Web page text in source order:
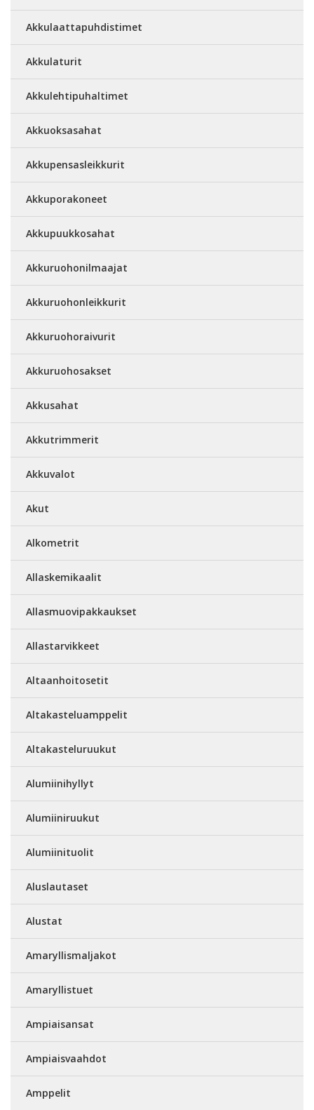
Akkulaattapuhdistimet
Akkulaturit
Akkulehtipuhaltimet
Akkuoksasahat
Akkupensasleikkurit
Akkuporakoneet
Akkupuukkosahat
Akkuruohonilmaajat
Akkuruohonleikkurit
Akkuruohoraivurit
Akkuruohosakset
Akkusahat
Akkutrimmerit
Akkuvalot
Akut
Alkometrit
Allaskemikaalit
Allasmuovipakkaukset
Allastarvikkeet
Altaanhoitosetit
Altakasteluamppelit
Altakasteluruukut
Alumiinihyllyt
Alumiiniruukut
Alumiinituolit
Aluslautaset
Alustat
Amaryllismaljakot
Amaryllistuet
Ampiaisansat
Ampiaisvaahdot
Amppelit